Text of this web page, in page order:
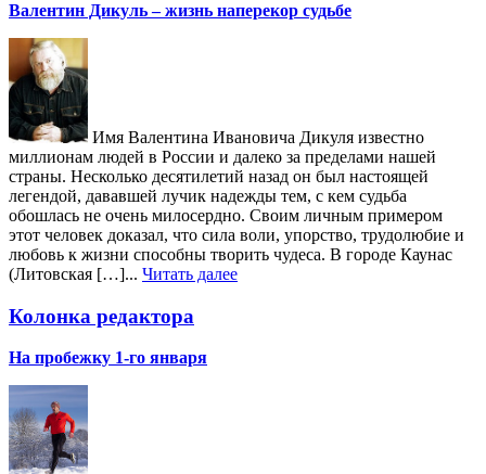
Валентин Дикуль – жизнь наперекор судьбе
Имя Валентина Ивановича Дикуля известно
миллионам людей в России и далеко за пределами нашей
страны. Несколько десятилетий назад он был настоящей
легендой, дававшей лучик надежды тем, с кем судьба
обошлась не очень милосердно. Своим личным примером
этот человек доказал, что сила воли, упорство, трудолюбие и
любовь к жизни способны творить чудеса. В городе Каунас
(Литовская […]... Читать далее
Колонка редактора
На пробежку 1-го января